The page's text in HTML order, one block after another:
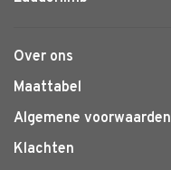
Over ons
Maattabel
Algemene voorwaarden
Klachten